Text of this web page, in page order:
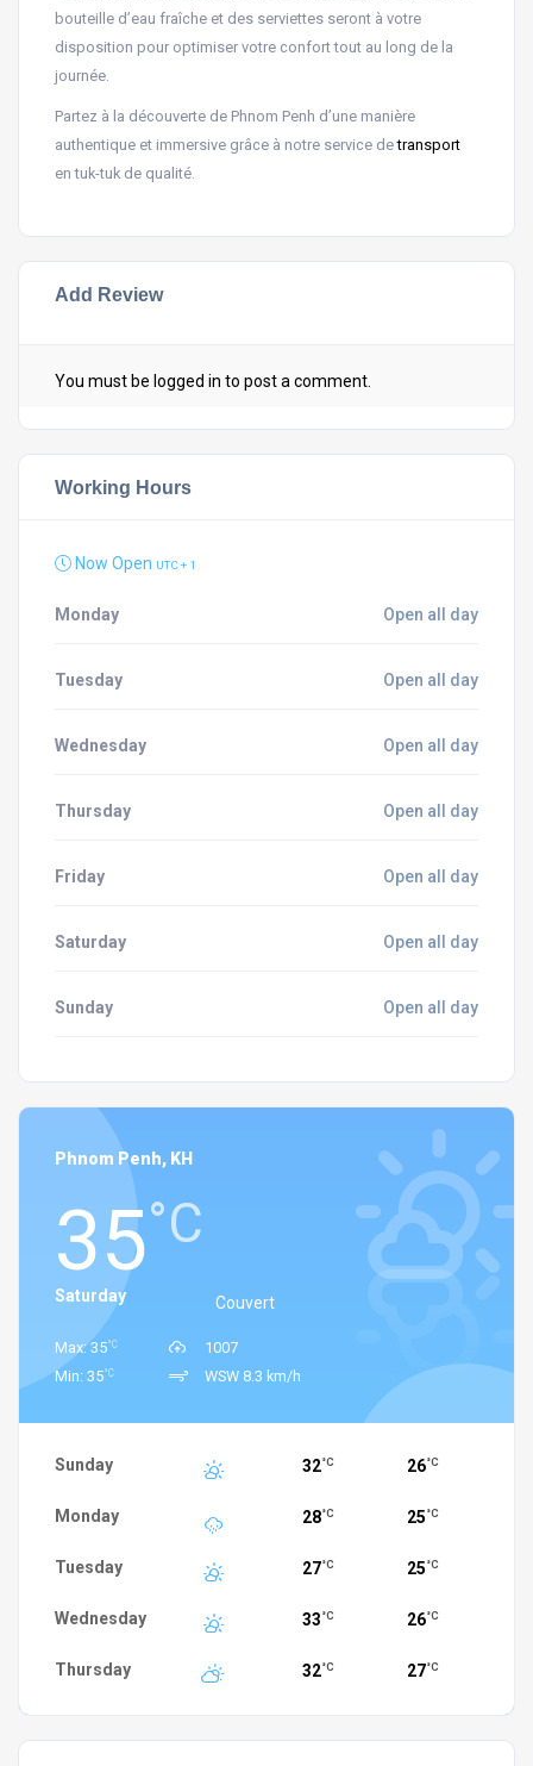
bouteille d’eau fraîche et des serviettes seront à votre
disposition pour optimiser votre confort tout au long de la
journée.
Partez à la découverte de Phnom Penh d’une manière
authentique et immersive grâce à notre service detransport
en tuk-tuk de qualité.
Add Review
You must be logged in to post a comment.
Working Hours
Now Open UTC + 1
Monday Open all day
Tuesday Open all day
Wednesday Open all day
Thursday Open all day
Friday Open all day
Saturday Open all day
Sunday Open all day
Phnom Penh, KH
35°C
Couvert
Saturday
Max: 35°C
Min: 35°C
1007
WSW 8.3 km/h
Sunday 32°C 26°C
Monday 28°C 25 °C
Tuesday 27°C 25 °C
Wednesday 33 °C 26°C
Thursday 32°C 27°C